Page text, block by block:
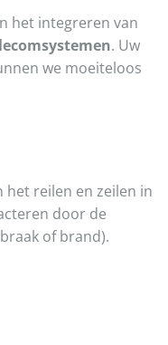
het integreren van
. Uw
we moeiteloos
het reilen en zeilen in
door de
of brand).